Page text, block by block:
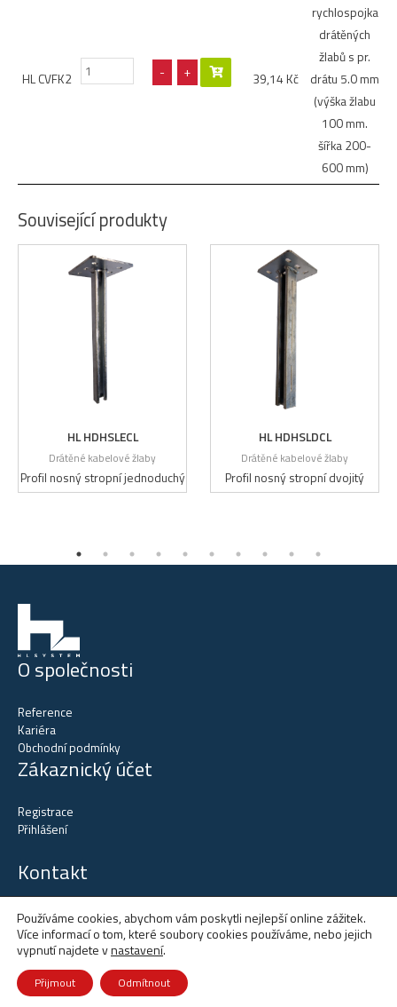
HL CVFK2 - + 39,14 Kč
rychlospojka
drátěných
žlabů s pr.
drátu 5.0 mm
(výška žlabu
100 mm.
šířka 200-
600 mm)
Související produkty
HL HDHSLECL
Drátěné kabelové žlaby
Profil nosný stropní jednoduchý
HL HDHSLDCL
Drátěné kabelové žlaby
Profil nosný stropní dvojitý
O společnosti
Reference
Kariéra
Obchodní podmínky
Zákaznický účet
Registrace
Přihlášení
Kontakt
tel.+420 602 515 523
tel.+420 602 137 731
email:office@hlsystem.cz
Otevírací doba:
Po – Čt 7.30 – 16.30
Používáme cookies, abychom vám poskytli nejlepší online zážitek.
Více informací o tom, které soubory cookies používáme, nebo jejich
vypnutí najdete vnastavení.
Přijmout Odmítnout